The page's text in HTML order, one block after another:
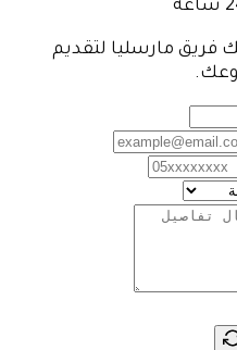
فريق مارسليا لتقديم